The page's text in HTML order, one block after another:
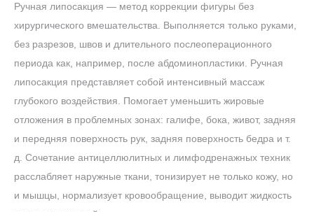
Ручная липосакция — метод коррекции фигуры без
хирургического вмешательства. Выполняется только руками,
без разрезов, швов и длительного послеоперационного
периода как, например, после абдоминопластики. Ручная
липосакция представляет собой интенсивный массаж
глубокого воздействия. Помогает уменьшить жировые
отложения в проблемных зонах: галифе, бока, живот, задняя
и передняя поверхность рук, задняя поверхность бедра и т.
д. Сочетание антицеллюлитных и лимфодренажных техник
расслабляет наружные ткани, тонизирует не только кожу, но
и мышцы, нормализует кровообращение, выводит жидкость